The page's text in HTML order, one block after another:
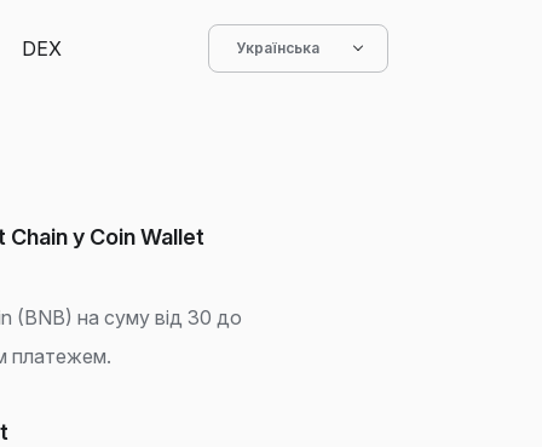
DEX Українська
Chain у Coin Wallet
(BNB) на суму від 30 до
платежем.